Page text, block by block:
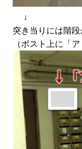
↓
突き当りには階
（ポスト上に「